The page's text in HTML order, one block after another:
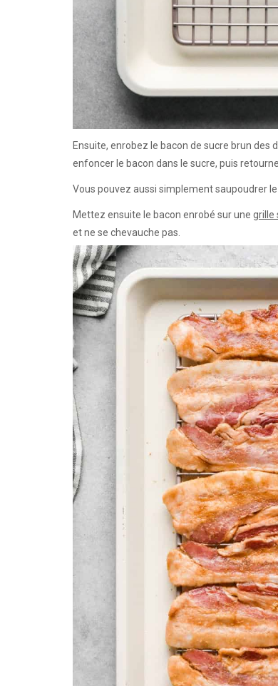
Ensuite, enrobez le bacon de sucre brun
enfoncer le bacon dans le sucre, puis
Vous pouvez aussi simplement saupoudrer
Mettez ensuite le bacon enrobé sur une grille
et ne se chevauche pas.